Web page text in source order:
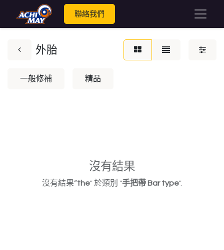
聯絡我們
外胎
一般修補 精品
沒有結果
沒有結果“the" 於類別 "手把帶 Bar type".